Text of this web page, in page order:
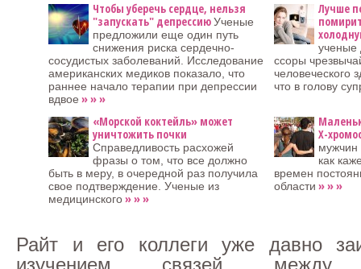
Чтобы уберечь сердце, нельзя
"запускать" депрессиюУченые
предложили еще один путь
снижения риска сердечно-
сосудистых заболеваний. Исследование
американских медиков показало, что
раннее начало терапии при депрессии
вдвое » » »
Лучше
ученые
ссоры
человеческого
что в голову
«Морской коктейль» может
уничтожить почки
Справедливость расхожей
фразы о том, что все должно
быть в меру, в очередной раз получила
свое подтверждение. Ученые из
медицинского» » »
Х-
мужчин
как
времен
области » » »
Райт и его коллеги уже давно
изучением связей между